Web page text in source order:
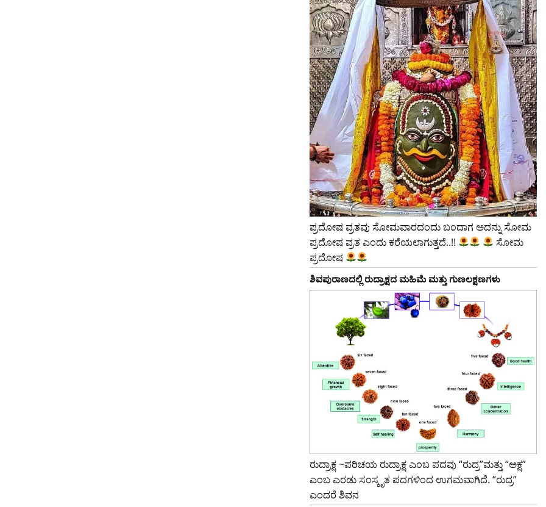
ಪ್ರದೋಷ ವ್ರತವು ಸೋಮವಾರದಂದು ಬಂದಾಗ ಅದನ್ನು ಸೋಮ
ಪ್ರದೋಷ ವ್ರತ ಎಂದು ಕರೆಯಲಾಗುತ್ತದೆ..!!
ಸೋಮ
ಪ್ರದೋಷ
ಶಿವಪುರಾಣದಲ್ಲಿ ರುದ್ರಾಕ್ಷದ ಮಹಿಮೆ ಮತ್ತು ಗುಣಲಕ್ಷಣಗಳು
ರುದ್ರಾಕ್ಷ ~ಪರಿಚಯ ರುದ್ರಾಕ್ಷ ಎಂಬ ಪದವು “ರುದ್ರ”ಮತ್ತು “ಅಕ್ಷ”
ಎಂಬ ಎರಡು ಸಂಸ್ಕೃತ ಪದಗಳಿಂದ ಉಗಮವಾಗಿದೆ. “ರುದ್ರ”
ಎಂದರೆ ಶಿವನ